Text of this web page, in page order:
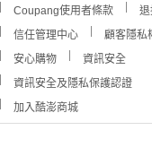
Coupang使用者條款
信任管理中心
顧客隱私
安心購物
資訊安全
資訊安全及隱私保護認證
加入酷澎商城